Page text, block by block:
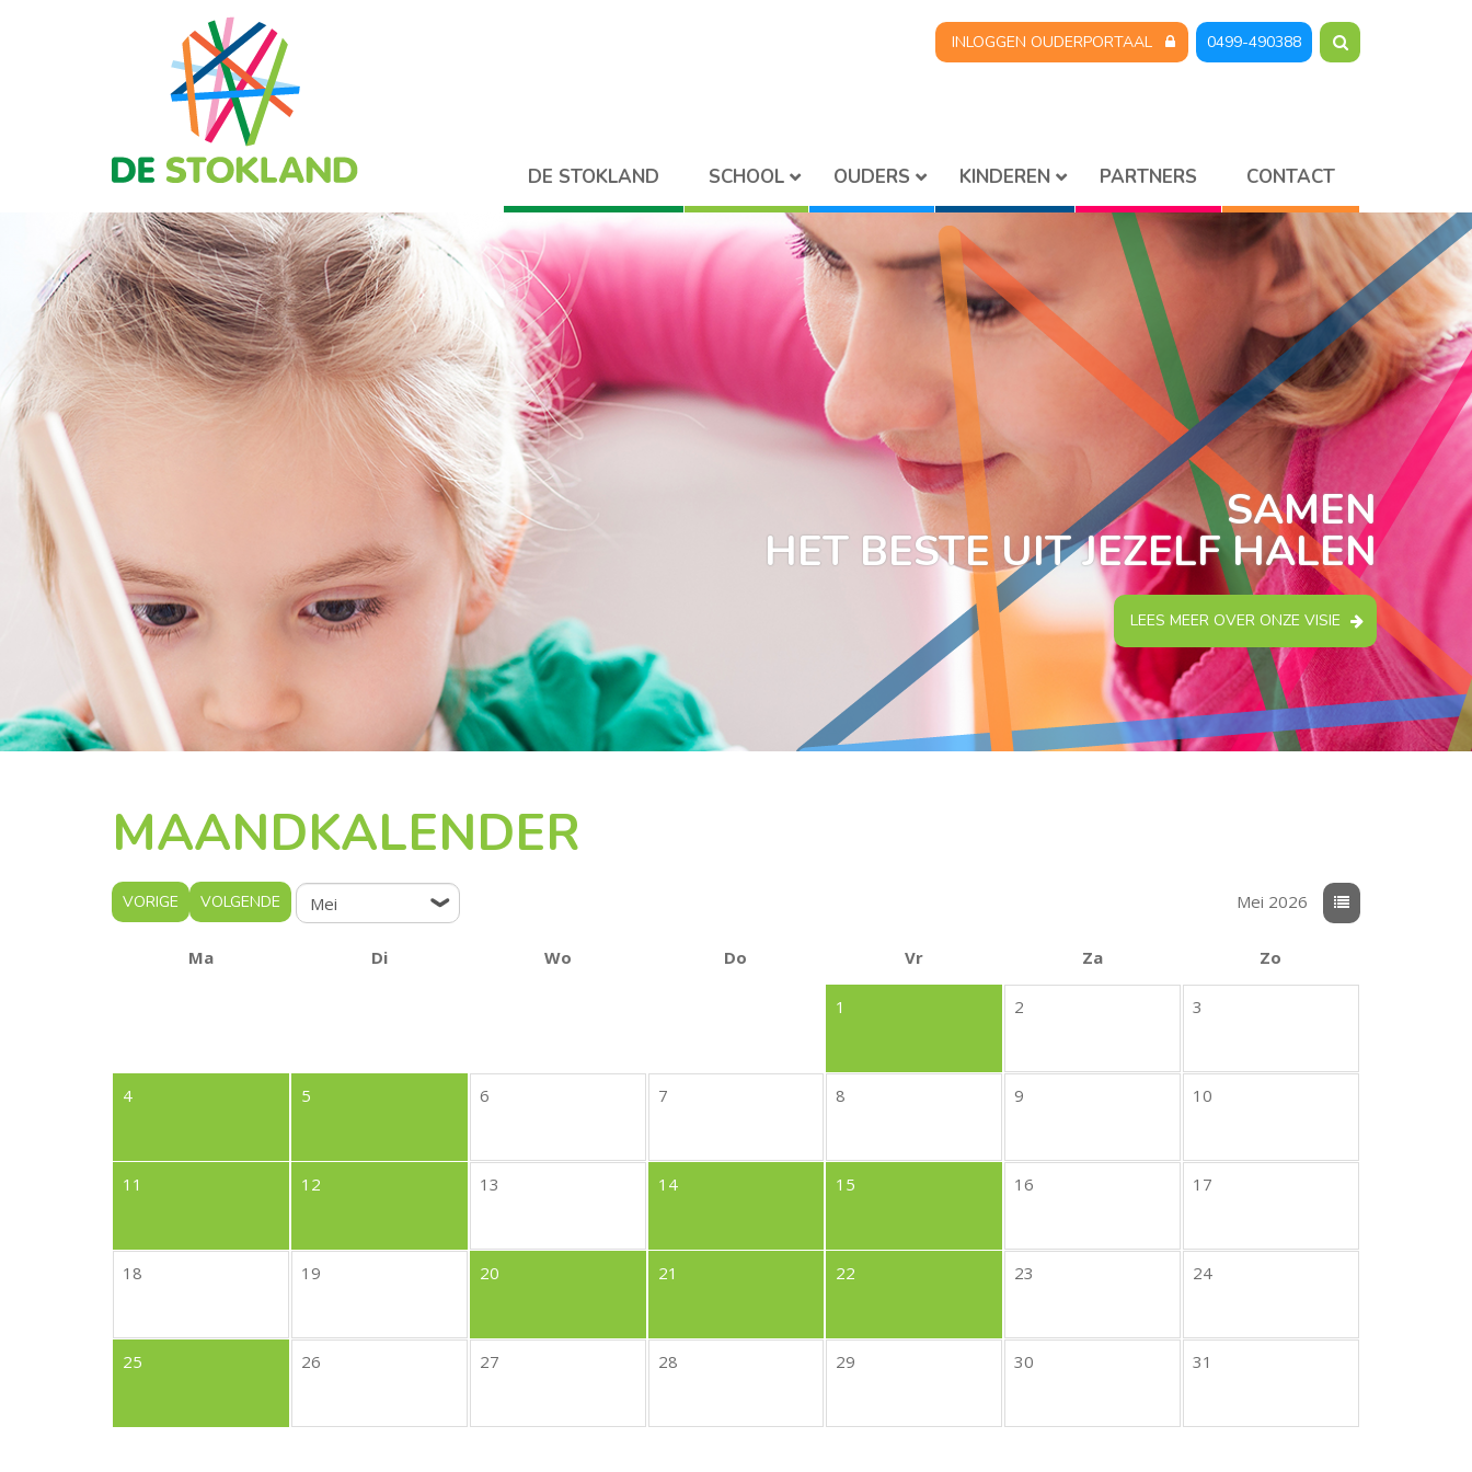
INLOGGEN OUDERPORTAAL 0499-490388
SCHOOL OUDERS KINDEREN PARTNERS CONTACT
SAMEN
HET BESTE UIT JEZELF HALEN
LEES MEER OVER ONZE VISIE
MAANDKALENDER
VORIGE VOLGENDE Mei 2026
Ma Di Wo Do Vr Za Zo
1 2 3
4 5 6 7 8 9 10
11 12 13 14 15 16 17
18 19 20 21 22 23 24
25 26 27 28 29 30 31